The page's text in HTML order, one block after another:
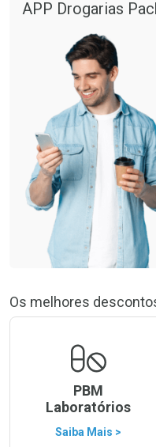
Comprar sem Desconto
Por R$ 55,19/cada
APP Drogarias
Os melhores
PBM
Laboratórios
Saiba Mais >